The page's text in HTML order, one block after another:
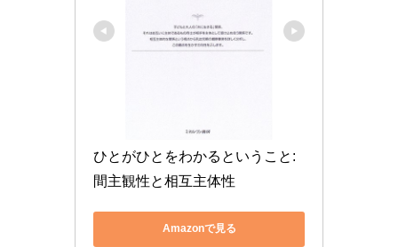
ひとがひとをわかるということ:
間主観性と相互主体性
Amazonで見る